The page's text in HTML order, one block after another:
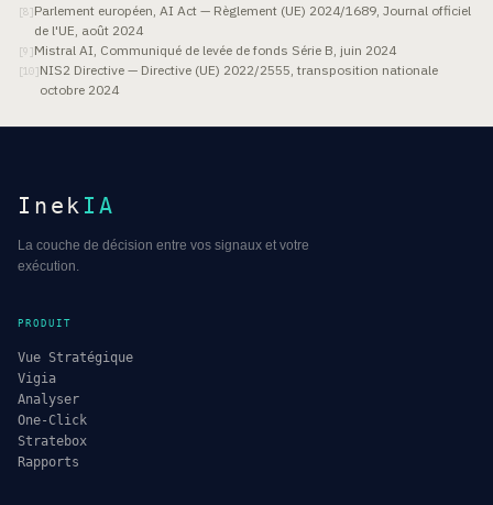
[8]Parlement européen, AI Act — Règlement (UE) 2024/1689, Journal officiel
de l'UE, août 2024
[9 ]Mistral AI, Communiqué de levée de fonds Série B, juin 2024
[10]NIS2 Directive — Directive (UE) 2022/2555, transposition nationale
octobre 2024
Inek IA
La couche de décision entre vos signaux et votre
exécution.
PRODUIT
Vue Stratégique
Vigia
Analyser
One-Click
Stratebox
Rapports